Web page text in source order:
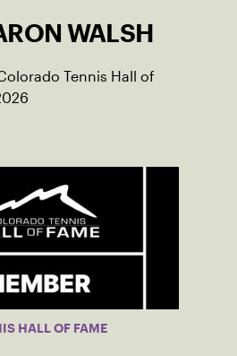
WALSH
Tennis Hall of
HALL OF FAME